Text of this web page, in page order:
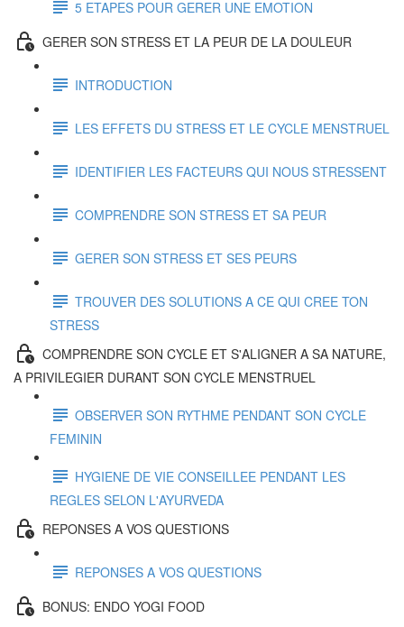
5 ETAPES POUR GERER UNE EMOTION
GERER SON STRESS ET LA PEUR DE LA DOULEUR
INTRODUCTION
LES EFFETS DU STRESS ET LE CYCLE MENSTRUEL
IDENTIFIER LES FACTEURS QUI NOUS STRESSENT
COMPRENDRE SON STRESS ET SA PEUR
GERER SON STRESS ET SES PEURS
TROUVER DES SOLUTIONS A CE QUI CREE TON
STRESS
COMPRENDRE SON CYCLE ET S'ALIGNER A SA NATURE,
A PRIVILEGIER DURANT SON CYCLE MENSTRUEL
OBSERVER SON RYTHME PENDANT SON CYCLE
FEMININ
HYGIENE DE VIE CONSEILLEE PENDANT LES
REGLES SELON L'AYURVEDA
REPONSES A VOS QUESTIONS
REPONSES A VOS QUESTIONS
BONUS: ENDO YOGI FOOD